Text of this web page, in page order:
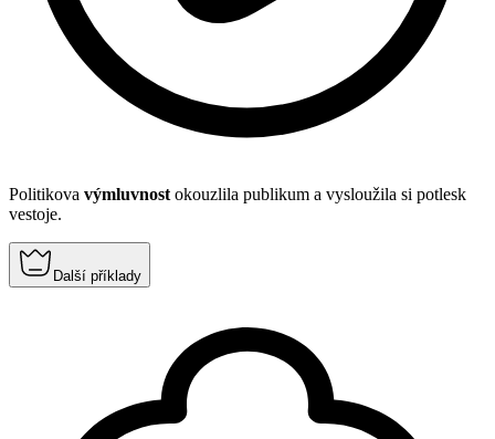
Politikova výmluvnost okouzlila publikum a vysloužila si potlesk
vestoje.
Další příklady